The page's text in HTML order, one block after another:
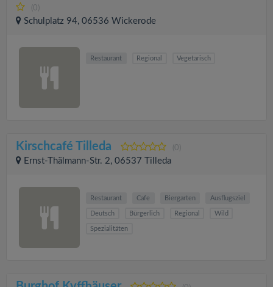
(0)
Schulplatz 94, 06536 Wickerode
Restaurant Regional Vegetarisch
Kirschcafé Tilleda (0)
Ernst-Thälmann-Str. 2, 06537 Tilleda
Restaurant Cafe Biergarten Ausflugsziel
Deutsch Bürgerlich Regional Wild
Spezialitäten